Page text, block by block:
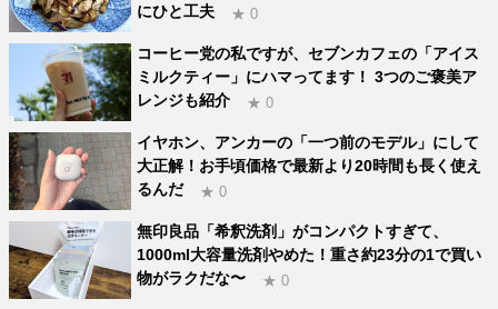
にひと工夫
★ 0
コーヒー党の私ですが、セブンカフェの「アイス
ミルクティー」にハマってます！ 3つのご褒美ア
レンジも紹介
★ 0
イヤホン、アンカーの「一つ前のモデル」にして
大正解！お手頃価格で最新より20時間も長く使え
るんだ
★ 0
無印良品「希釈洗剤」がコンパクトすぎて、
1000ml大容量洗剤やめた！重さ約23分の1で買い
物がラクだな〜
★ 0